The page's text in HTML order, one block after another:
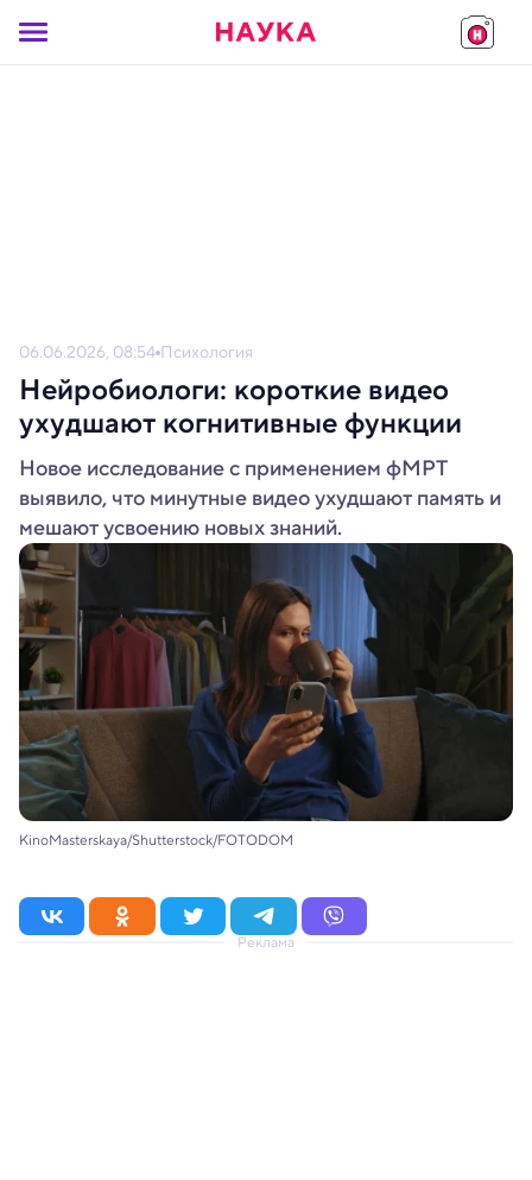
06.06.2026, 08:54 Психология
Нейробиологи: короткие видео
ухудшают когнитивные функции
Новое исследование с применением фМРТ
выявило, что минутные видео ухудшают память и
мешают усвоению новых знаний.
KinoMasterskaya/Shutterstock/FOTODOM
Реклама